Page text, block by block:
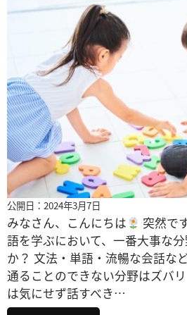
公開日：2024年3月7日
みなさん、こんにちは
突然で
語を学ぶにおいて、一番大事な
か？ 文法・単語・流暢な会話な
通ることのできない分野はズバ
は気にせず話すべき…